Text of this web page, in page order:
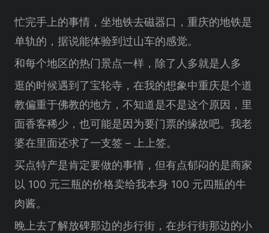
忙完手上的事情，坐地铁去磁器口，重庆的地铁是
单轨的，据说能体验到过山车的感觉。
和每个地区的热门景点一样，除了人多就是人多
逛的时候遇到了宝轮寺，在我的想象中重庆是个道
教偏重于佛教的地方，不知道是不是这个原因，里
面香客稀少，也可能是因为要门票的缘故吧。我老
婆在里面还求了一支签 – 上上签。
买点特产是肯定要做的事情，但有点郁闷的是商家
以 100 元三瓶的价格卖给我本身 100 元四瓶的牛
肉酱。
晚上去了解放碑那边的步行街，在步行街那边的小